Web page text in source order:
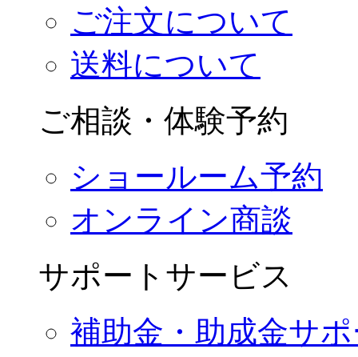
ご注文について
送料について
ご相談・体験予約
ショールーム予約
オンライン商談
サポートサービス
補助金・助成金サ